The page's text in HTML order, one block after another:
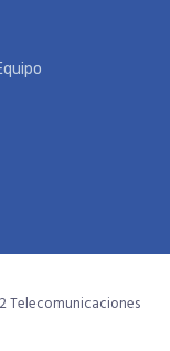
Telecomunicaciones